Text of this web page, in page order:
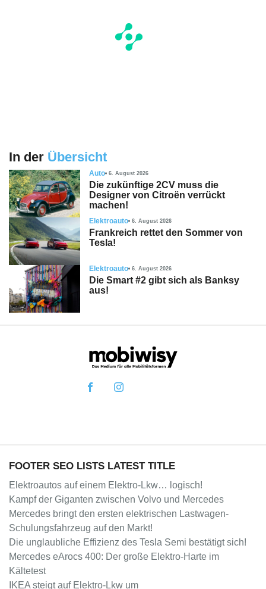
In der Übersicht
Auto 6. August 2026
Die zukünftige 2CV muss die
Designer von Citroën verrückt
machen!
Elektroauto 6. August 2026
Frankreich rettet den Sommer von
Tesla!
Elektroauto 6. August 2026
Die Smart #2 gibt sich als Banksy
aus!
FOOTER SEO LISTS LATEST TITLE
Elektroautos auf einem Elektro-Lkw… logisch!
Kampf der Giganten zwischen Volvo und Mercedes
Mercedes bringt den ersten elektrischen Lastwagen-
Schulungsfahrzeug auf den Markt!
Die unglaubliche Effizienz des Tesla Semi bestätigt sich!
Mercedes eArocs 400: Der große Elektro-Harte im
Kältetest
IKEA steigt auf Elektro-Lkw um